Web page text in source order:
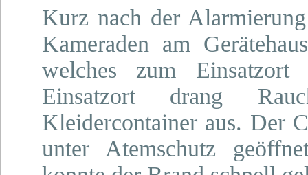
Kurz nach der
Kameraden am
welches zum
Einsatzort drang
Kleidercontainer aus. Der
unter Atemschutz